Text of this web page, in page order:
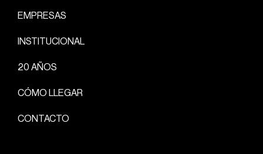
EMPRESAS
INSTITUCIONAL
20 AÑOS
CÓMO LLEGAR
CONTACTO